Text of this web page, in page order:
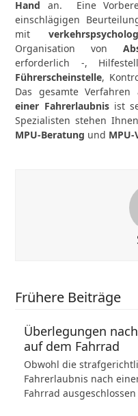
Hand an. Eine
einschlägigen
mit
Organisation von
erforderlich -,
Führerscheinstelle,
Das gesamte
einer Fahrerlaubnisist
Spezialisten stehen
MPU-Beratung und
Frühere Beiträge
Überlegungen
auf dem Fahrrad
Obwohl die
Fahrerlaubnis nach
Fahrrad